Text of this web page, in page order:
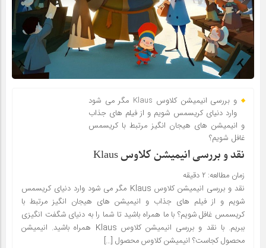
و بررسی انیمیشن کلاوس Klaus مگر می شود
وارد دنیای کریسمس شویم و از فیلم های جذاب
و انیمیشن های هیجان انگیز مرتبط با کریسمس
غافل شویم؟
نقد و بررسی انیمیشن کلاوس Klaus
زمان مطالعه: ۲ دقیقه
نقد و بررسی انیمیشن کلاوس Klaus مگر می شود وارد دنیای کریسمس
شویم و از فیلم های جذاب و انیمیشن های هیجان انگیز مرتبط با
کریسمس غافل شویم؟ با ما همراه باشید تا شما را به دنیای شگفت انگیزی
ببریم. با نقد و بررسی انیمیشن کلاوس Klaus همراه باشید. انیمیشن
محصول کجاست؟ انیمیشن کلاوس محصول […]